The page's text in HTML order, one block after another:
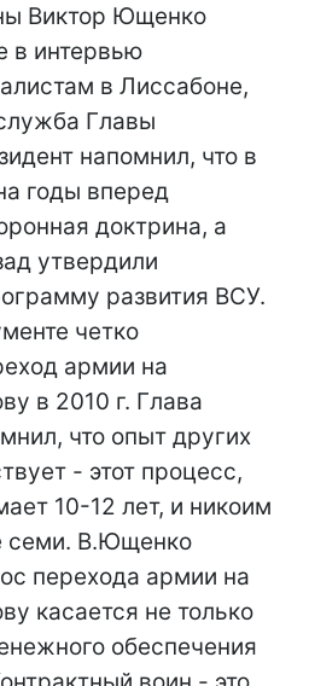
Виктор Ющенко
в интервью
в Лиссабоне,
Главы
напомнил, что в
годы вперед
доктрина, а
утвердили
развития ВСУ.
четко
армии на
в 2010 г. Глава
что опыт других
- этот процесс,
10-12 лет, и никоим
семи. В.Ющенко
перехода армии на
касается не только
обеспечения